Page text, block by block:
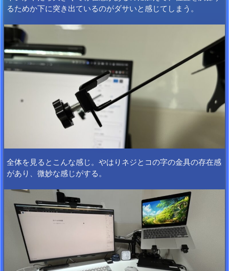
るためか下に突き出ているのがダサいと感じてしまう。
全体を見るとこんな感じ。やはりネジとコの字の金具の存在感
があり、微妙な感じがする。